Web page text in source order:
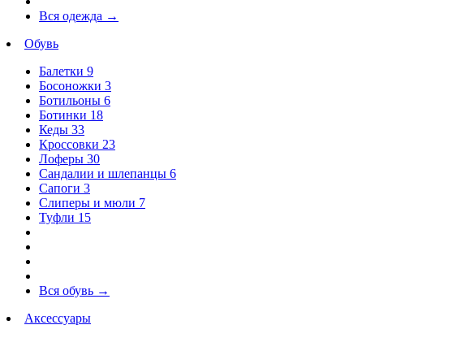
Вся одежда →
Обувь
Балетки 9
Босоножки 3
Ботильоны 6
Ботинки 18
Кеды 33
Кроссовки 23
Лоферы 30
Сандалии и шлепанцы 6
Сапоги 3
Слиперы и мюли 7
Туфли 15
Вся обувь →
Аксессуары